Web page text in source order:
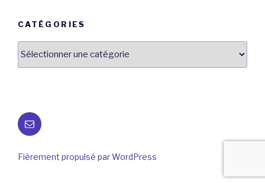
CATÉGORIES
E-
mail
Fièrement propulsé par WordPress